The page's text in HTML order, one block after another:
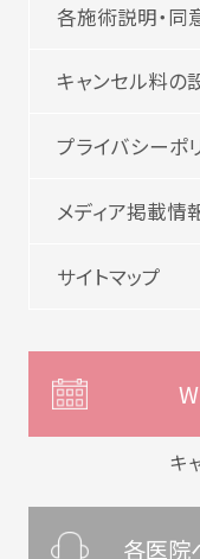
各施術説明・同
キャンセル料の
プライバシーポ
メディア掲載情
サイトマップ
キ
各医院